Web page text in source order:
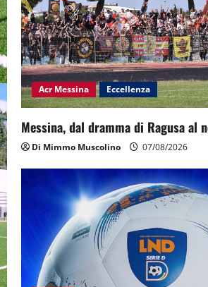
Acr Messina Eccellenza
Messina, dal dramma di Ragusa al
Di Mimmo Muscolino 07/08/2026